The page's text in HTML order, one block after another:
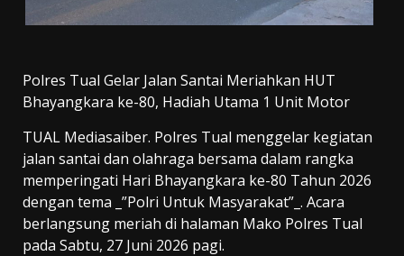
Polres Tual Gelar Jalan Santai Meriahkan HUT
Bhayangkara ke-80, Hadiah Utama 1 Unit Motor
TUAL Mediasaiber. Polres Tual menggelar kegiatan
jalan santai dan olahraga bersama dalam rangka
memperingati Hari Bhayangkara ke-80 Tahun 2026
dengan tema _”Polri Untuk Masyarakat”_. Acara
berlangsung meriah di halaman Mako Polres Tual
pada Sabtu, 27 Juni 2026 pagi.